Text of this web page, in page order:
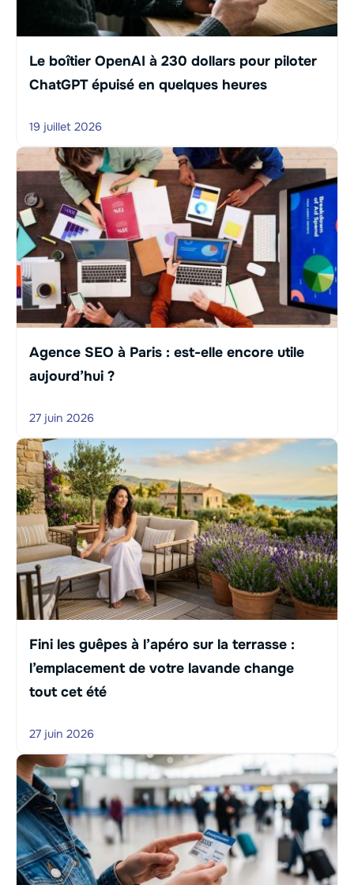
Le boîtier OpenAI à 230 dollars pour piloter
ChatGPT épuisé en quelques heures
19 juillet 2026
Agence SEO à Paris : est-elle encore utile
aujourd’hui ?
27 juin 2026
Fini les guêpes à l’apéro sur la terrasse :
l’emplacement de votre lavande change
tout cet été
27 juin 2026